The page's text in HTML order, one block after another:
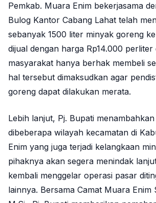
Pemkab. Muara Enim bekerjasama
Bulog Kantor Cabang Lahat telah
sebanyak 1500 liter minyak goreng
dijual dengan harga Rp14.000 perliter
masyarakat hanya berhak membeli
hal tersebut dimaksudkan agar
goreng dapat dilakukan merata.
Lebih lanjut, Pj. Bupati
dibeberapa wilayah kecamatan di
Enim yang juga terjadi kelangkaan
pihaknya akan segera menindak
kembali menggelar operasi pasar
lainnya. Bersama Camat Muara Enim